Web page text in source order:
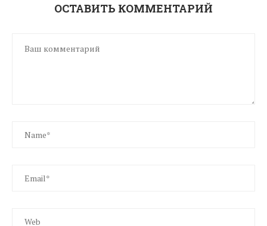
ОСТАВИТЬ КОММЕНТАРИЙ